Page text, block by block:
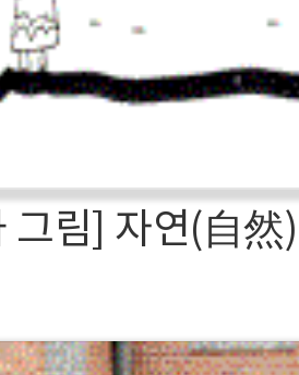
그림] 자연(自然)